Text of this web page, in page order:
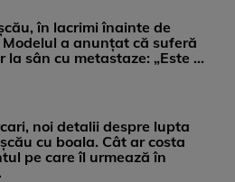
în lacrimi înainte de
a anunțat că suferă
la sân cu metastaze: „Este ...
noi detalii despre lupta
cu boala. Cât ar costa
pe care îl urmează în